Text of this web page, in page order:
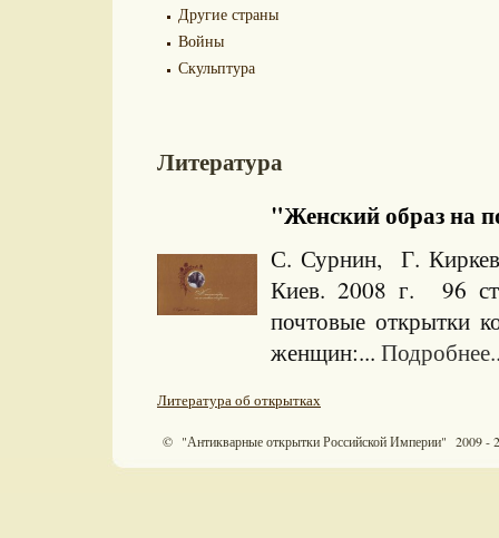
Другие страны
Войны
Скульптура
Литература
"Женский образ на
С. Сурнин, Г.
Киев. 2008 г. 96
почтовые открытки
женщин:...
Литература об открытках
© "Антикварные открытки Российской Империи" 2009 -